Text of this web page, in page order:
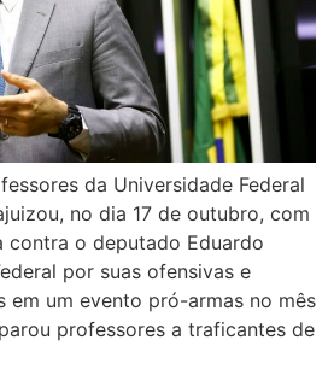
da Universidade Federal
no dia 17 de outubro, com
contra o deputado Eduardo
por suas ofensivas e
em um evento pró-armas no mês
professores a traficantes de